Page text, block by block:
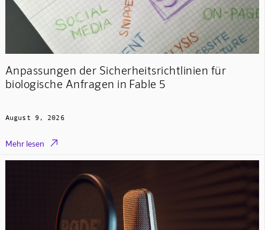
Anpassungen der Sicherheitsrichtlinien für
biologische Anfragen in Fable 5
August 9, 2026
Mehr lesen 